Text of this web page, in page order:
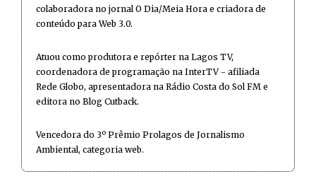
colaboradora no jornal O Dia/Meia Hora e criadora de
conteúdo para Web 3.0.
Atuou como produtora e repórter na Lagos TV,
coordenadora de programação na InterTV - afiliada
Rede Globo, apresentadora na Rádio Costa do Sol FM e
editora no Blog Cutback.
Vencedora do 3º Prêmio Prolagos de Jornalismo
Ambiental, categoria web.